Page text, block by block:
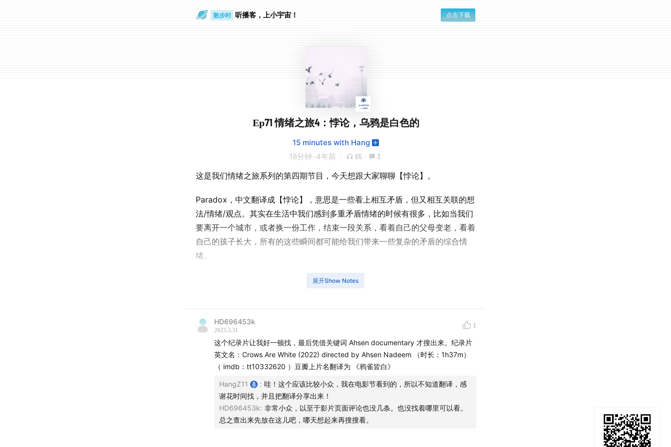
散步时 听播客，上小宇宙！ 点击下载
Ep71 情绪之旅4：悖论，乌鸦是白色的
15 minutes with Hang
18分钟 · 4年前 65 · 3
这是我们情绪之旅系列的第四期节目，今天想跟大家聊聊【悖论】。
Paradox，中文翻译成【悖论】，意思是一些看上相互矛盾，但又相互关联的想
法/情绪/观点。其实在生活中我们感到多重矛盾情绪的时候有很多，比如当我们
要离开一个城市，或者换一份工作，结束一段关系，看着自己的父母变老，看着
自己的孩子长大，所有的这些瞬间都可能给我们带来一些复杂的矛盾的综合情
绪。
今天想通过一部最近看的纪录片和大家聊聊生活中的悖论，悖论让我们觉得不安
播客文本以及更多信息，请见网站：
展开Show Notes
HD696453k
2023.3.31
1
这个纪录片让我好一顿找，最后凭借关键词 Ahsen documentary 才搜出来。纪录片
英文名：Crows Are White (2022) directed by Ahsen Nadeem （时长：1h37m）
（ imdb：tt10332620 ）豆瓣上片名翻译为 《鸦雀皆白》
HangZ11 : 哇！这个应该比较小众，我在电影节看到的，所以不知道翻译，感
谢花时间找，并且把翻译分享出来！
HD696453k: 非常小众，以至于影片页面评论也没几条。也没找着哪里可以看。
总之查出来先放在这儿吧，哪天想起来再搜搜看。